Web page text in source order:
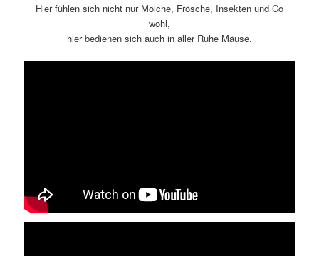
Hier fühlen sich nicht nur Molche, Frösche, Insekten und Co
wohl,
hier bedienen sich auch in aller Ruhe Mäuse.